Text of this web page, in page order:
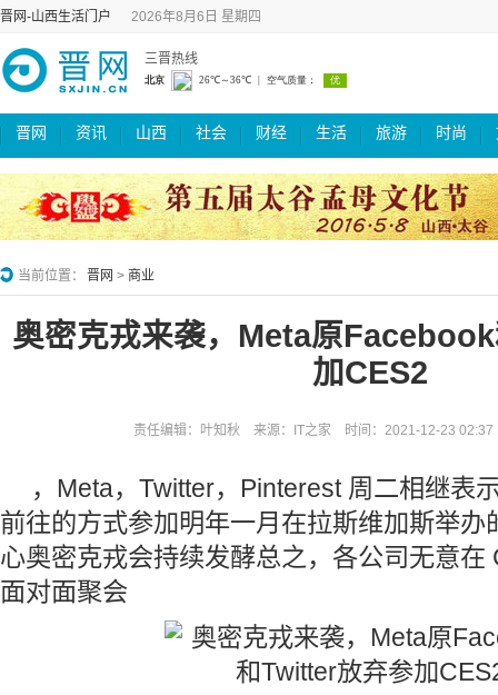
晋网-山西生活门户 2026年8月6日 星期四
三晋热线
晋网 资讯 山西 社会 财经 生活 旅游 时尚
当前位置： 晋网 > 商业
奥密克戎来袭，Meta原
加CES2
责任编辑：叶知秋 来源：IT之家 时间：2021-12-23
，Meta，Twitter，Pinterest 周二相继表
前往的方式参加明年一月在拉斯维加斯举办
心奥密克戎会持续发酵总之，各公司无意在
面对面聚会